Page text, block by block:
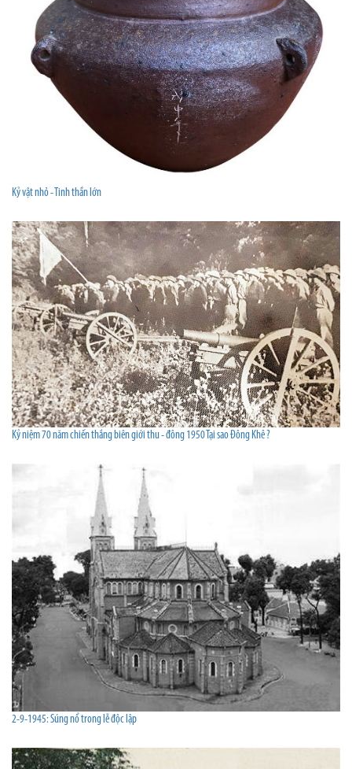
Kỷ vật nhỏ - Tinh thần lớn
Kỷ niệm 70 năm chiến thắng biên giới thu - đông 1950 Tại sao Ðông Khê ?
2-9-1945: Súng nổ trong lễ độc lập